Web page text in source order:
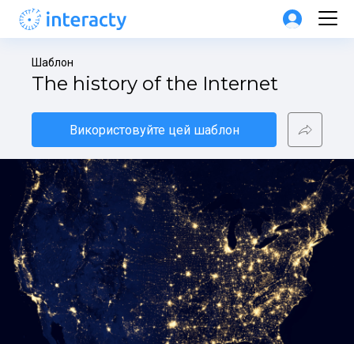
Шаблон
The history of the Internet
Використовуйте цей шаблон